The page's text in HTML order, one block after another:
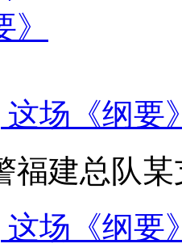
这场《纲要
福建总队
这场《纲要